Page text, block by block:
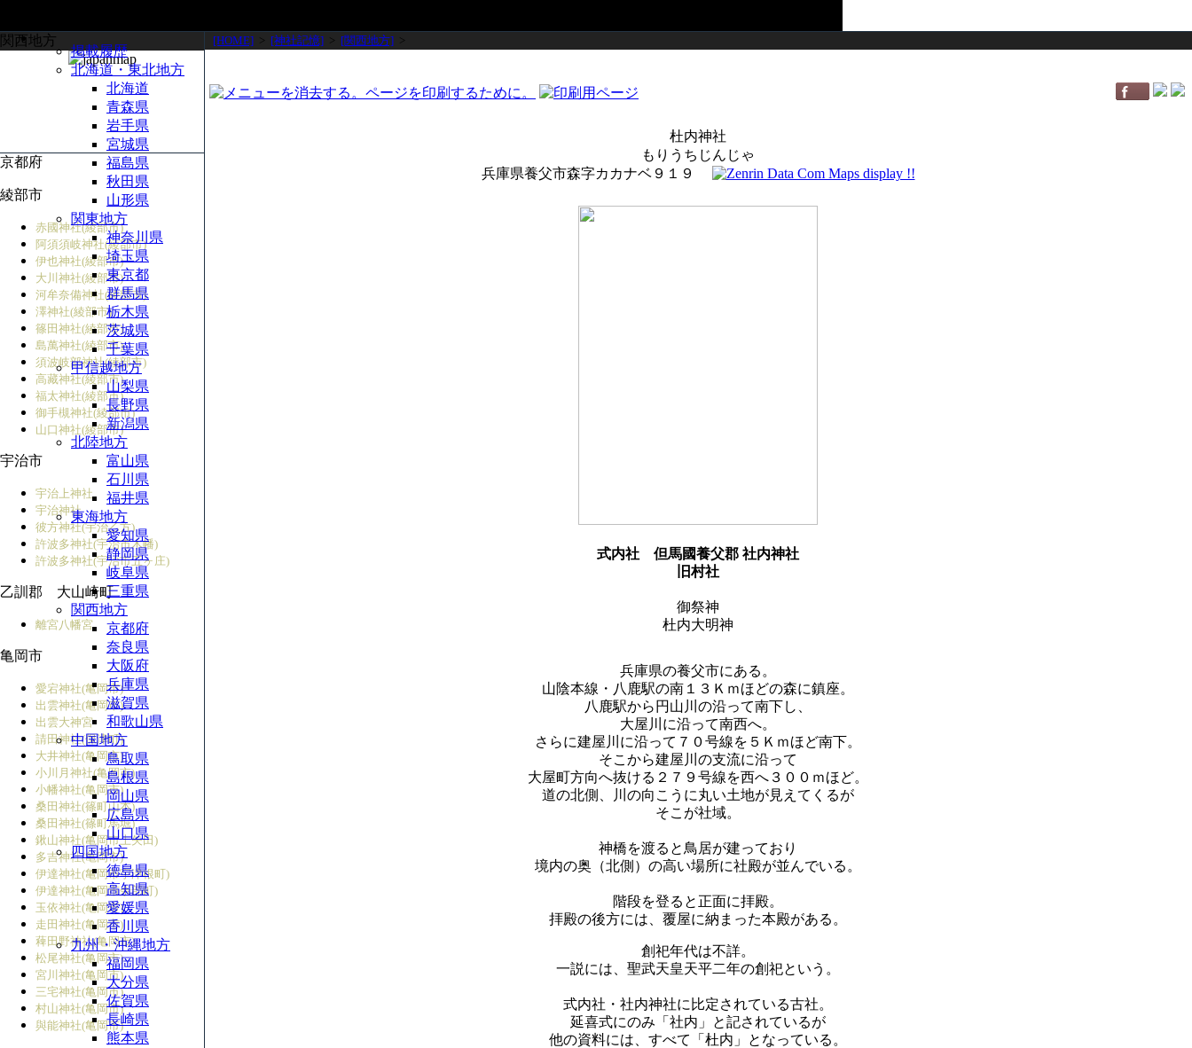
[HOME] [神社記憶] [関西地方]
杜内神社
もりうちじんじゃ
兵庫県養父市森字カカナベ９１９
式内社
但馬國養父郡 社内神社
旧村社
御祭神
杜内大明神
兵庫県の養父市にある。
山陰本線・八鹿駅の南１３Ｋｍほどの森に鎮座。
八鹿駅から円山川の沿って南下し、
大屋川に沿って南西へ。
さらに建屋川に沿って７０号線を５Ｋｍほど南下。
そこから建屋川の支流に沿って
大屋町方向へ抜ける２７９号線を西へ３００ｍほど。
道の北側、川の向こうに丸い土地が見えてくるが
そこが社域。
神橋を渡ると鳥居が建っており
境内の奥（北側）の高い場所に社殿が並んでいる。
階段を登ると正面に拝殿。
拝殿の後方には、覆屋に納まった本殿がある。
創祀年代は不詳。
一説には、聖武天皇天平二年の創祀という。
式内社・社内神社に比定されている古社。
延喜式にのみ「社内」と記されているが
他の資料には、すべて「杜内」となっている。
関西地方
京都府
綾部市
赤國神社(綾部市)
阿須須岐神社(綾部市)
伊也神社(綾部市)
大川神社(綾部市)
河牟奈備神社(綾部市)
澤神社(綾部市)
篠田神社(綾部市)
島萬神社(綾部市)
須波岐部神社(綾部市)
高藏神社(綾部市)
福太神社(綾部市)
御手槻神社(綾部市)
山口神社(綾部市)
宇治市
宇治上神社
宇治神社
彼方神社(宇治乙方)
許波多神社(宇治市木幡)
許波多神社(宇治市五ヶ庄)
乙訓郡 大山崎町
離宮八幡宮
亀岡市
愛宕神社(亀岡市)
出雲神社(亀岡市)
出雲大神宮
請田神社(保津町)
大井神社(亀岡市)
小川月神社(亀岡市)
小幡神社(亀岡市)
桑田神社(篠町山本)
桑田神社(篠町馬堀)
鍬山神社(亀岡市上矢田)
多吉神社(亀岡市)
伊達神社(亀岡市宇津根町)
伊達神社(亀岡市余部町)
玉依神社(亀岡市)
走田神社(亀岡市)
薭田野神社(亀岡市)
松尾神社(亀岡市)
宮川神社(亀岡市)
三宅神社(亀岡市)
村山神社(亀岡市)
與能神社(亀岡市)
掲載履歴
北海道・東北地方
北海道
青森県
岩手県
宮城県
福島県
秋田県
山形県
関東地方
神奈川県
埼玉県
東京都
群馬県
栃木県
茨城県
千葉県
甲信越地方
山梨県
長野県
新潟県
北陸地方
富山県
石川県
福井県
東海地方
愛知県
静岡県
岐阜県
三重県
関西地方
京都府
奈良県
大阪府
兵庫県
滋賀県
和歌山県
中国地方
鳥取県
島根県
岡山県
広島県
山口県
四国地方
徳島県
高知県
愛媛県
香川県
九州・沖縄地方
福岡県
大分県
佐賀県
長崎県
熊本県